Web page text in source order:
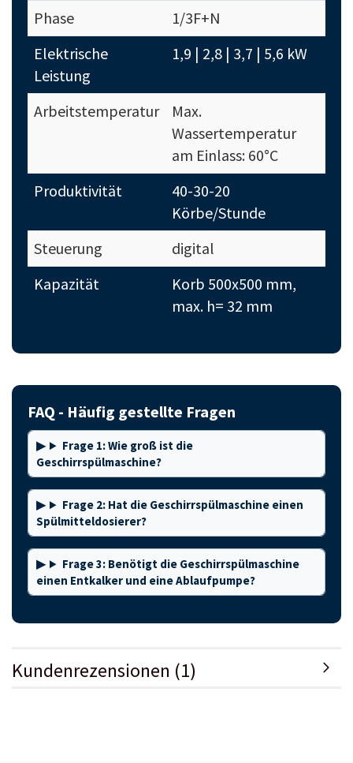
Phase
1/3F+N
Elektrische
Leistung
1,9 | 2,8 | 3,7 | 5,6 kW
Arbeitstemperatur
Max.
Wassertemperatur
am Einlass: 60°C
Produktivität
40-30-20
Körbe/Stunde
Steuerung
digital
Kapazität
Korb 500x500 mm,
max. h= 32 mm
FAQ - Häufig gestellte Fragen
Frage 1: Wie groß ist die
Geschirrspülmaschine?
Frage 2: Hat die Geschirrspülmaschine einen
Spülmitteldosierer?
Frage 3: Benötigt die Geschirrspülmaschine
einen Entkalker und eine Ablaufpumpe?
Kundenrezensionen (1)